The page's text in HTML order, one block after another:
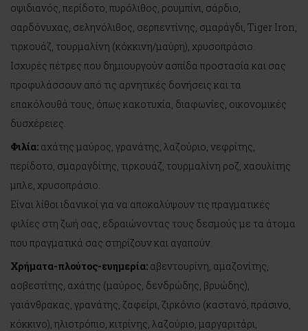
οψιδιανός, περίδοτο, πυρόλιθος, ρουμπίνι, σάρδιο,
σαρδόνυχας, σεληνόλιθος, σερπεντίνης, σμαράγδι, Tiger Iron,
τιρκουάζ, τουρμαλίνη (κόκκινη/μαύρη), χρυσοπράσιο.
Ισχυρές πέτρες που δημιουργούν ασπίδα προστασία και σας
προφυλάσσουν από τις αρνητικές δονήσεις και τα
επακόλουθά τους, όπως κακοτυχία, διαφωνίες, οικονομικές
δυσχέρειες.
Φιλία: αχάτης μαύρος, γρανάτης, λαζούριο, νεφρίτης,
περίδοτο, σμαραγδίτης, τιρκουάζ, τουρμαλίνη ροζ, χαουλίτης
μπλε, χρυσοπράσιο.
Είναι λίθοι ιδανικοί για να αποκαλύψουν τις πραγματικές
φιλίες στη ζωή σας, εδραιώνοντας τους δεσμούς με τα άτομα
που πραγματικά σας στηρίζουν και αγαπούν.
Χρήματα-πλούτος-ευημερία: αβεντουρίνη, αμαζονίτης,
ασβεστίτης, αχάτης (μαύρος, δενδρώδης, βρυώδης),
γαιάνθρακας, γρανάτης, ζαφείρι, ζιρκόνιο (καστανό, πράσινο,
κόκκινο), ηλιοτρόπιο, κιτρίνης, λαζούριο, μαργαριτάρι,